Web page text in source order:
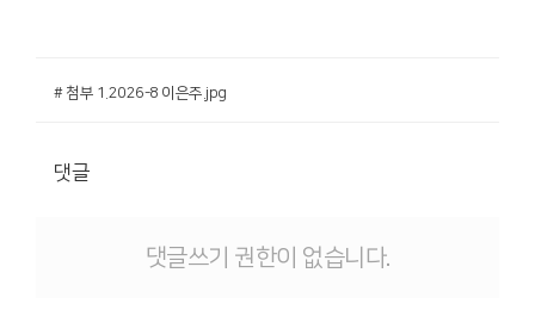
# 첨부 1.2026-8 이은주.jpg
댓글
댓글쓰기 권한이 없습니다.